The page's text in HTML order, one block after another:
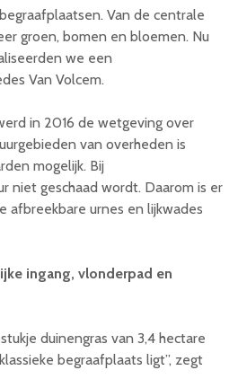
Van de centrale
groen, bomen en bloemen. Nu
we een
Van Volcem.
in 2016 de wetgeving over
van overheden is
mogelijk. Bij
niet geschaad wordt. Daarom is er
afbreekbare urnes en lijkwades
ingang, vlonderpad en
duinengras van 3,4 hectare
begraafplaats ligt”, zegt